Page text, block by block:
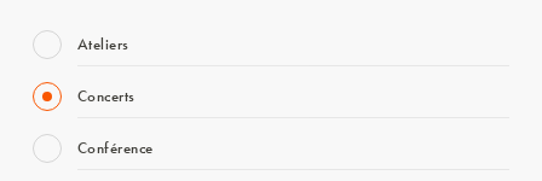
Ateliers
Concerts
Conférence